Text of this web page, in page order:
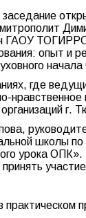
ГАОУ
опыт
начала
где
г.
урока
практическом